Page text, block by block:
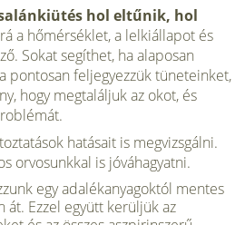
hol eltűnik, hol
a hőmérséklet, a lelkiállapot és
Sokat segíthet, ha alaposan
pontosan feljegyezzük tüneteinket,
hogy megtaláljuk az okot, és
hatásait is megvizsgálni.
orvosunkkal is jóváhagyatni.
egy adalékanyagoktól mentes
Ezzel együtt kerüljük az